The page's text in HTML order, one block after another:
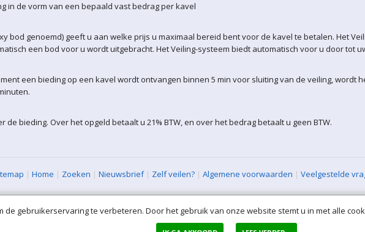
in de vorm van een bepaald vast bedrag per kavel
bod genoemd) geeft u aan welke prijs u maximaal bereid bent voor de kavel te betalen. Het
een bod voor u wordt uitgebracht. Het Veiling-systeem biedt automatisch voor u door tot
een bieding op een kavel wordt ontvangen binnen 5 min voor sluiting van de veiling, wordt
de bieding. Over het opgeld betaalt u 21% BTW, en over het bedrag betaalt u geen BTW.
| Home | Zoeken | Nieuwsbrief| Zelf veilen? | Algemene voorwaarden | Veelgestelde
XML Sitemap| All rights reserved (VLAVEM-WEB-1)
de gebruikerservaring te verbeteren. Door het gebruik van onze website stemt u in met alle